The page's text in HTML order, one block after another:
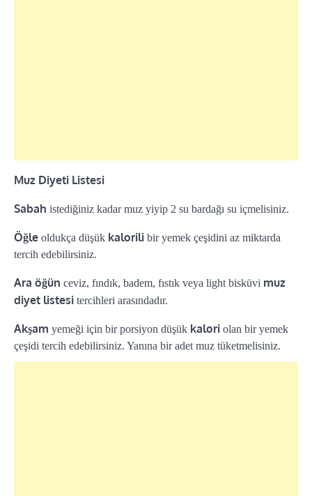
Muz Diyeti Listesi
Sabah istediğiniz kadar muz yiyip 2 su bardağı su içmelisiniz.
Öğle oldukça düşük kalorili bir yemek çeşidini az miktarda
tercih edebilirsiniz.
Ara öğün ceviz, fındık, badem, fıstık veya light bisküvi muz
diyet listesi tercihleri arasındadır.
Akşam yemeği için bir porsiyon düşük kalori olan bir yemek
çeşidi tercih edebilirsiniz. Yanına bir adet muz tüketmelisiniz.